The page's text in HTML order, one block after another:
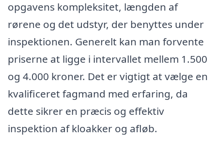
opgavens kompleksitet, længden af
rørene og det udstyr, der benyttes under
inspektionen. Generelt kan man forvente
priserne at ligge i intervallet mellem 1.500
og 4.000 kroner. Det er vigtigt at vælge en
kvalificeret fagmand med erfaring, da
dette sikrer en præcis og effektiv
inspektion af kloakker og afløb.